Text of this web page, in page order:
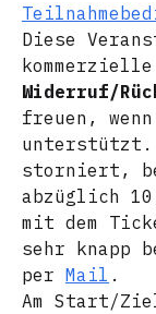
Diese
Widerruf/
freuen,
unterstützt.
storniert,
abzüglich
mit dem
sehr knapp
per Mail .
Am Start/